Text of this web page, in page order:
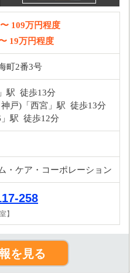
〜 109万円程度
19万円程度
町2番3号
駅 徒歩13分
戸)「西宮」駅 徒歩13分
」駅 徒歩12分
・ケア・コーポレーション
258
】
を見る